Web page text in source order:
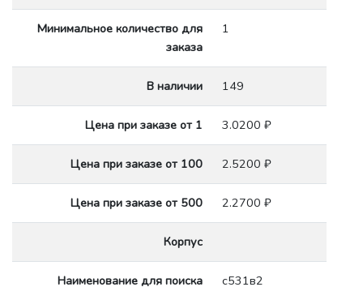
Минимальное количество для
заказа
1
В наличии 149
Цена при заказе от 1 3.0200 ₽
Цена при заказе от 100 2.5200 ₽
Цена при заказе от 500 2.2700 ₽
Корпус
Наименование для поиска с531в2